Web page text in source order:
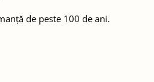
de peste 100 de ani.